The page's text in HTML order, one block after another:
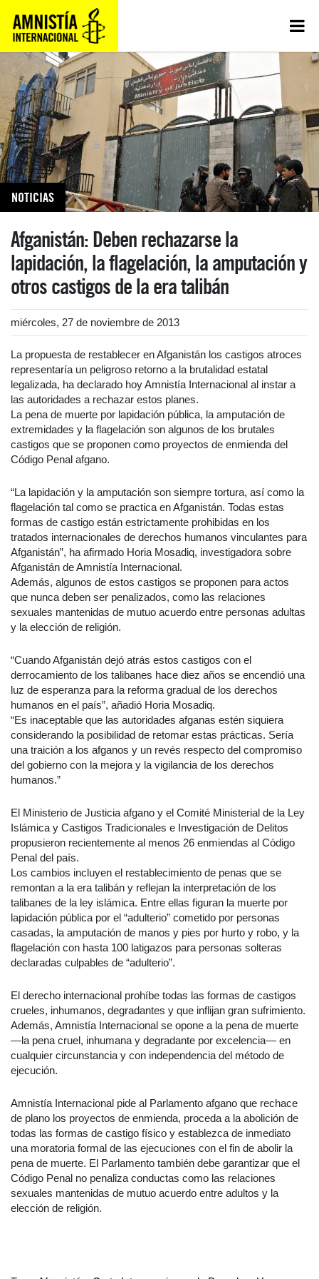
NOTICIAS
Afganistán: Deben rechazarse la
lapidación, la flagelación, la amputación y
otros castigos de la era talibán
miércoles, 27 de noviembre de 2013
La propuesta de restablecer en Afganistán los castigos atroces
representaría un peligroso retorno a la brutalidad estatal
legalizada, ha declarado hoy Amnistía Internacional al instar a
las autoridades a rechazar estos planes.
La pena de muerte por lapidación pública, la amputación de
extremidades y la flagelación son algunos de los brutales
castigos que se proponen como proyectos de enmienda del
Código Penal afgano.
“La lapidación y la amputación son siempre tortura, así como la
flagelación tal como se practica en Afganistán. Todas estas
formas de castigo están estrictamente prohibidas en los
tratados internacionales de derechos humanos vinculantes para
Afganistán”, ha afirmado Horia Mosadiq, investigadora sobre
Afganistán de Amnistía Internacional.
Además, algunos de estos castigos se proponen para actos
que nunca deben ser penalizados, como las relaciones
sexuales mantenidas de mutuo acuerdo entre personas adultas
y la elección de religión.
“Cuando Afganistán dejó atrás estos castigos con el
derrocamiento de los talibanes hace diez años se encendió una
luz de esperanza para la reforma gradual de los derechos
humanos en el país”, añadió Horia Mosadiq.
“Es inaceptable que las autoridades afganas estén siquiera
considerando la posibilidad de retomar estas prácticas. Sería
una traición a los afganos y un revés respecto del compromiso
del gobierno con la mejora y la vigilancia de los derechos
humanos.”
El Ministerio de Justicia afgano y el Comité Ministerial de la Ley
Islámica y Castigos Tradicionales e Investigación de Delitos
propusieron recientemente al menos 26 enmiendas al Código
Penal del país.
Los cambios incluyen el restablecimiento de penas que se
remontan a la era talibán y reflejan la interpretación de los
talibanes de la ley islámica. Entre ellas figuran la muerte por
lapidación pública por el “adulterio” cometido por personas
casadas, la amputación de manos y pies por hurto y robo, y la
flagelación con hasta 100 latigazos para personas solteras
declaradas culpables de “adulterio”.
El derecho internacional prohíbe todas las formas de castigos
crueles, inhumanos, degradantes y que inflijan gran sufrimiento.
Además, Amnistía Internacional se opone a la pena de muerte
—la pena cruel, inhumana y degradante por excelencia— en
cualquier circunstancia y con independencia del método de
ejecución.
Amnistía Internacional pide al Parlamento afgano que rechace
de plano los proyectos de enmienda, proceda a la abolición de
todas las formas de castigo físico y establezca de inmediato
una moratoria formal de las ejecuciones con el fin de abolir la
pena de muerte. El Parlamento también debe garantizar que el
Código Penal no penaliza conductas como las relaciones
sexuales mantenidas de mutuo acuerdo entre adultos y la
elección de religión.